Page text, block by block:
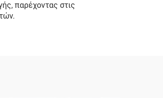
παρέχοντας στις